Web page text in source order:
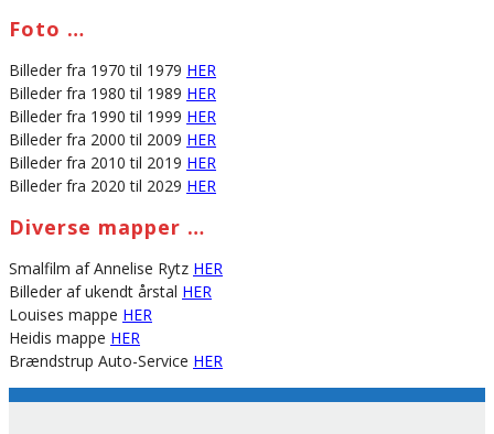
Foto …
Billeder fra 1970 til 1979 HER
Billeder fra 1980 til 1989 HER
Billeder fra 1990 til 1999 HER
Billeder fra 2000 til 2009 HER
Billeder fra 2010 til 2019 HER
Billeder fra 2020 til 2029 HER
Diverse mapper …
Smalfilm af Annelise Rytz HER
Billeder af ukendt årstal HER
Louises mappe HER
Heidis mappe HER
Brændstrup Auto-Service HER